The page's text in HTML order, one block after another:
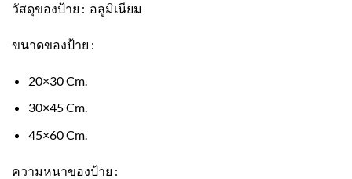
วัสดุของป้าย : อลูมิเนียม
ขนาดของป้าย :
20×30 Cm.
30×45 Cm.
45×60 Cm.
ความหนาของป้าย :